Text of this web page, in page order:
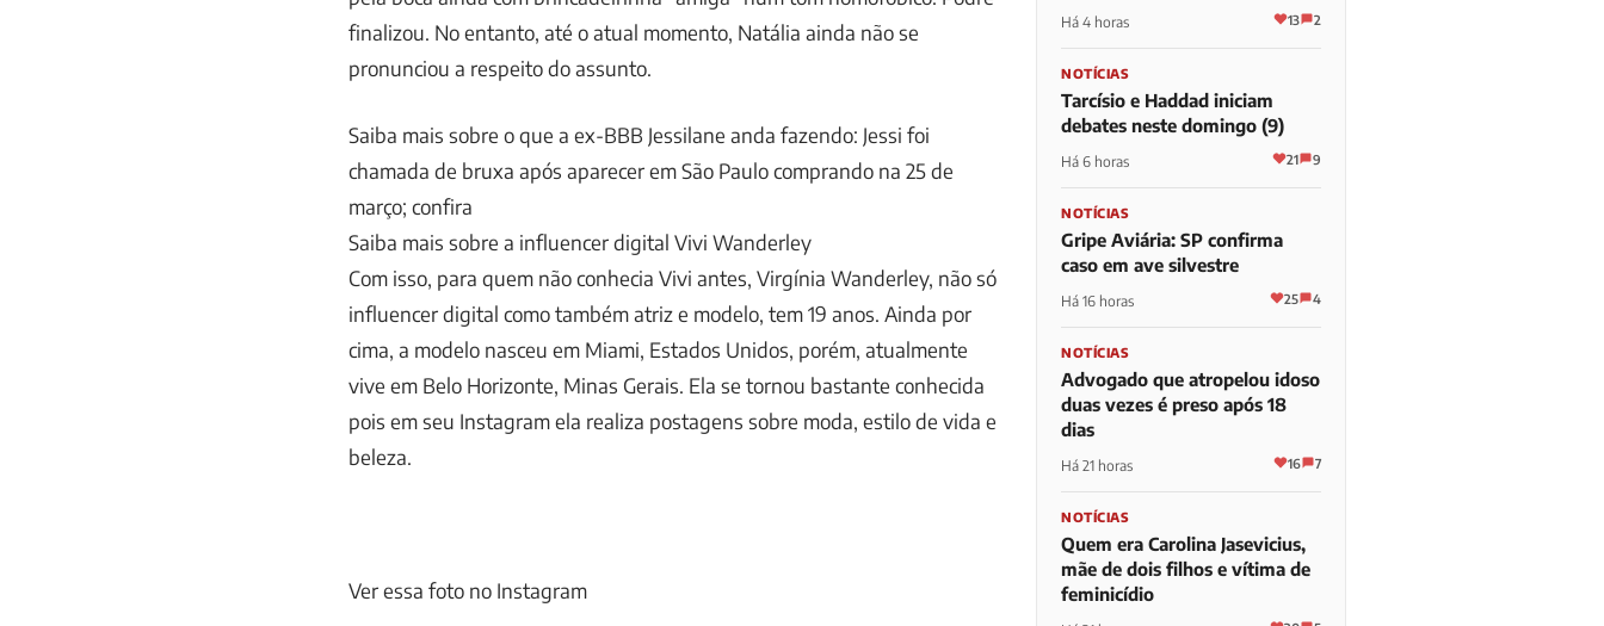
finalizou. No entanto, até o atual momento, Natália ainda não se
pronunciou a respeito do assunto.
Saiba mais sobre o que a ex-BBB Jessilane anda fazendo: Jessi foi
chamada de bruxa após aparecer em São Paulo comprando na 25 de
março; confira
Saiba mais sobre a influencer digital Vivi Wanderley
Com isso, para quem não conhecia Vivi antes, Virgínia Wanderley, não só
influencer digital como também atriz e modelo, tem 19 anos. Ainda por
cima, a modelo nasceu em Miami, Estados Unidos, porém, atualmente
vive em Belo Horizonte, Minas Gerais. Ela se tornou bastante conhecida
pois em seu Instagram ela realiza postagens sobre moda, estilo de vida e
beleza.
Ver essa foto no Instagram
Há 4 horas 13 2
NOTÍCIAS
Tarcísio e Haddad iniciam
debates neste domingo (9)
Há 6 horas 21 9
NOTÍCIAS
Gripe Aviária: SP confirma
caso em ave silvestre
Há 16 horas 25 4
NOTÍCIAS
Advogado que atropelou idoso
duas vezes é preso após 18
dias
Há 21 horas 16 7
NOTÍCIAS
Quem era Carolina Jasevicius,
mãe de dois filhos e vítima de
feminicídio